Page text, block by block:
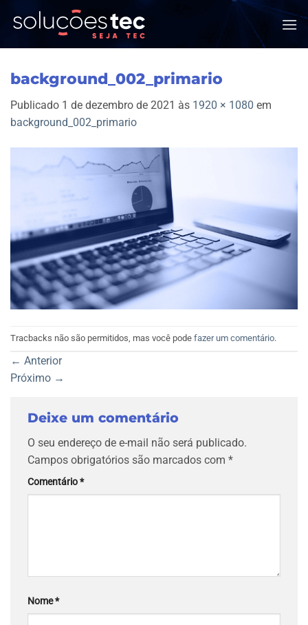
background_002_primario
Publicado 1 de dezembro de 2021 às 1920 × 1080 em
background_002_primario
Tracbacks não são permitidos, mas você pode fazer um comentário.
← Anterior
Próximo →
Deixe um comentário
O seu endereço de e-mail não será publicado.
Campos obrigatórios são marcados com *
Comentário*
Nome*